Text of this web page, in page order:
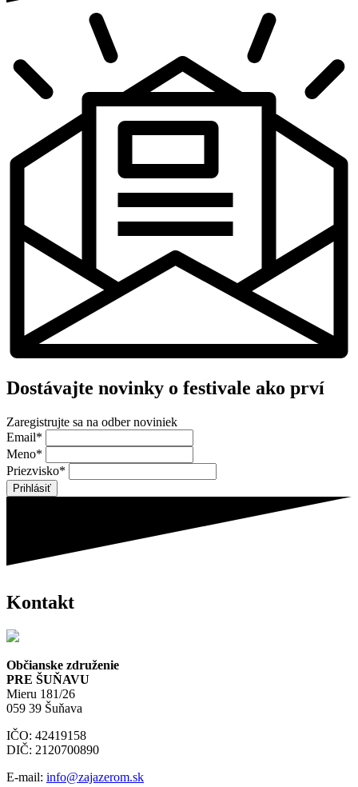
Dostávajte novinky o festivale ako prví
Zaregistrujte sa na odber noviniek
Email*
Meno*
Priezvisko*
Kontakt
Občianske združenie
PRE ŠUŇAVU
Mieru 181/26
059 39 Šuňava
IČO: 42419158
DIČ: 2120700890
E-mail: info@zajazerom.sk